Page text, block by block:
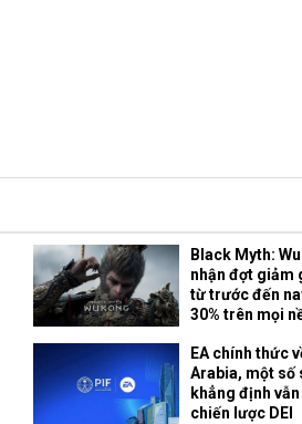
Black Myth:
nhận đợt giảm
từ trước đến
30% trên mọi
EA chính thức
Arabia, một số
khẳng định
chiến lược DEI